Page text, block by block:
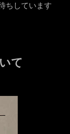
ちしています
て